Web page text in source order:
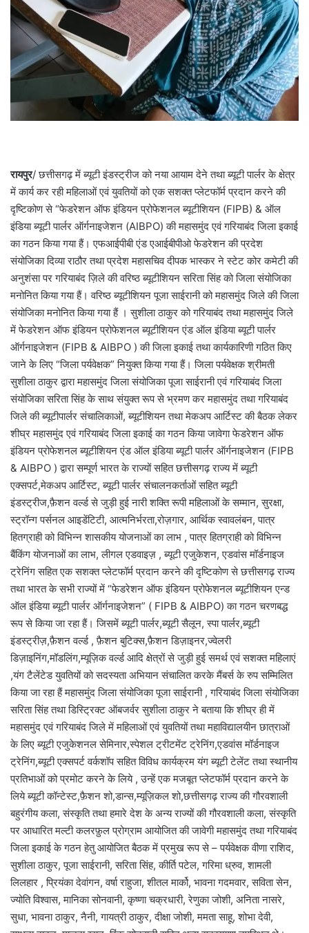
रायपुर/ छत्तीसगढ़ में ब्यूटी इंडस्ट्रीज को नया आयाम देने तथा ब्यूटी पार्लर के क्षेत्र
में कार्य कर रही महिलाओं एवं युवतियों को एक सशक्त प्लेटफॉर्म प्रदान करने की
दृष्टिकोण से “फेडरेशन ऑफ इंडियन प्रोफेशनल ब्यूटीशियन (FIPB) & ऑल
इंडिया ब्यूटी पार्लर ऑर्गनाइजेशन (AIBPO) की महासमुंद एवं गरियाबंद जिला इकाई
का गठन किया गया हैं। एफआईपीबी एंड एआईबीपीओ फेडरेशन की प्रदेश
संयोजिका दिव्या राठौर तथा प्रदेश महासचिव दीपक भास्कर ने स्टेट कोर कमेटी की
अनुशंसा पर गरियाबंद ज़िले की वरिष्ठ ब्यूटीशियन सरिता सिंह को जिला संयोजिका
मनोनित किया गया हैं। वरिष्ठ ब्यूटीशियन पूजा साईरानी को महासमुंद जिले की जिला
संयोजिका मनोनित किया गया हैं । सुशीला ठाकुर को गरियाबंद तथा महासमुंद जिले
में फेडरेशन ऑफ इंडियन प्रोफेशनल ब्यूटीशियन एंड ऑल इंडिया ब्यूटी पार्लर
ऑर्गनाइजेशन (FIPB & AIBPO ) की जिला इकाई तथा कार्यकारिणी गठित किए
जाने के लिए “जिला पर्यवेक्षक” नियुक्त किया गया हैं। जिला पर्यवेक्षक श्रीमती
सुशीला ठाकुर द्वारा महासमुंद जिला संयोजिका पूजा साईरानी एवं गरियाबंद जिला
संयोजिका सरिता सिंह के साथ संयुक्त रूप से भ्रमण कर महासमुंद तथा गरियाबंद
जिले की ब्यूटीपार्लर संचालिकाओं, ब्यूटीशियन तथा मेकअप आर्टिस्ट की बैठक लेकर
शीघ्र महासमुंद एवं गरियाबंद जिला इकाई का गठन किया जावेगा फेडरेशन ऑफ
इंडियन प्रोफेशनल ब्यूटीशियन एंड ऑल इंडिया ब्यूटी पार्लर ऑर्गनाइजेशन (FIPB
& AIBPO ) द्वारा सम्पूर्ण भारत के राज्यों सहित छत्तीसगढ़ राज्य में ब्यूटी
एक्सपर्ट,मेकअप आर्टिस्ट, ब्यूटी पार्लर संचालनकर्ताओं सहित ब्यूटी
इंडस्ट्रीज,फ़ैशन वर्ल्ड से जुड़ी हुई नारी शक्ति रूपी महिलाओं के सम्मान, सुरक्षा,
स्ट्रॉन्ग पर्सनल आइडेंटिटी, आत्मनिर्भरता,रोज़गार, आर्थिक स्वावलंबन, पात्र
हितग्राही को विभिन्न शासकीय योजनाओं का लाभ , पात्र हितग्राही को विभिन्न
बैंकिंग योजनाओं का लाभ, लीगल एडवाइज़ , ब्यूटी एजुकेशन, एडवांस मॉर्डनाइज
ट्रेनिंग सहित एक सशक्त प्लेटफॉर्म प्रदान करने की दृष्टिकोण से छत्तीसगढ़ राज्य
तथा भारत के सभी राज्यों में “फेडरेशन ऑफ इंडियन प्रोफेशनल ब्यूटीशियन एन्ड
ऑल इंडिया ब्यूटी पार्लर ऑर्गनाइजेशन” ( FIPB & AIBPO) का गठन चरणबद्ध
रूप से किया जा रहा हैं। जिसमें ब्यूटी पार्लर,ब्यूटी सैलून, स्पा पार्लर,ब्यूटी
इंडस्ट्रीज़,फ़ैशन वर्ल्ड , फ़ैशन बुटिक्स,फ़ैशन डिज़ाइनर,ज्वेलरी
डिज़ाइनिंग,मॉडलिंग,म्यूज़िक वर्ल्ड आदि क्षेत्रों से जुड़ी हुई समर्थ एवं सशक्त महिलाएं
,यंग टैलेंटेड युवतियों को सदस्यता अभियान संचालित करके मैंबर्स के रुप सम्मिलित
किया जा रहा हैं महासमुंद जिला संयोजिका पूजा साईरानी , गरियाबंद जिला संयोजिका
सरिता सिंह तथा डिस्ट्रिक्ट ऑबजर्वर सुशीला ठाकुर ने बताया कि शीघ्र ही में
महासमुंद एवं गरियाबंद जिले में महिलाओं एवं युवतियों तथा महाविद्यालयीन छात्राओं
के लिए ब्यूटी एजुकेशनल सेमिनार,स्पेशल ट्रीटमेंट ट्रेनिंग,एडवांस मॉर्डनाइज
ट्रेनिंग,ब्यूटी एक्सपर्ट वर्कशॉप सहित विविध कार्यक्रम यंग ब्यूटी टेलेंट तथा स्थानीय
प्रतिभाओं को प्रमोट करने के लिये , उन्हें एक मजबूत प्लेटफॉर्म प्रदान करने के
लिये ब्यूटी कॉन्टेस्ट,फ़ैशन शो,डान्स,म्यूज़िकल शो,छत्तीसगढ़ राज्य की गौरवशाली
बहुरंगीय कला, संस्कृति तथा हमारे देश के अन्य राज्यों की गौरवशाली कला, संस्कृति
पर आधारित मल्टी कलरफ़ुल प्रोग्राम आयोजित की जावेगी महासमुंद तथा गरियाबंद
जिला इकाई के गठन हेतु आयोजित बैठक में प्रमुख रूप से – पर्यवेक्षक वीणा राशिद,
सुशीला ठाकुर, पूजा साईरानी, सरिता सिंह, कीर्ति पटेल, गरिमा ध्रुव, शामली
लिलहार , प्रियंका देवांगन, वर्षा राहुजा, शीतल मार्को, भावना गदमवार, सविता सेन,
ज्योति विश्वास, मानिका सोनवानी, कृष्णा चक्रधारी, रेणुका जोशी, अनिता नासरे,
सुधा, भावना ठाकुर, नैनी, गायत्री ठाकुर, दीक्षा जोशी, ममता साहू, शोभा देवी,